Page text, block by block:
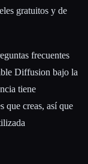
gratuitos y de
frecuentes
Diffusion bajo la
tiene
que creas, así que